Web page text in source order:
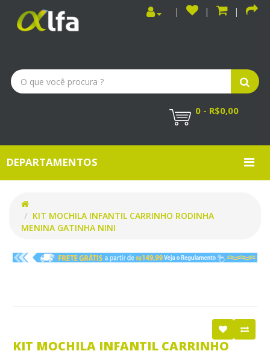
0 - R$0,00
DEPARTAMENTOS
KIT MOCHILA INFANTIL CARRINHO RODINHA
MENINA GATINHA NINI
KIT MOCHILA INFANTIL CARRINHO